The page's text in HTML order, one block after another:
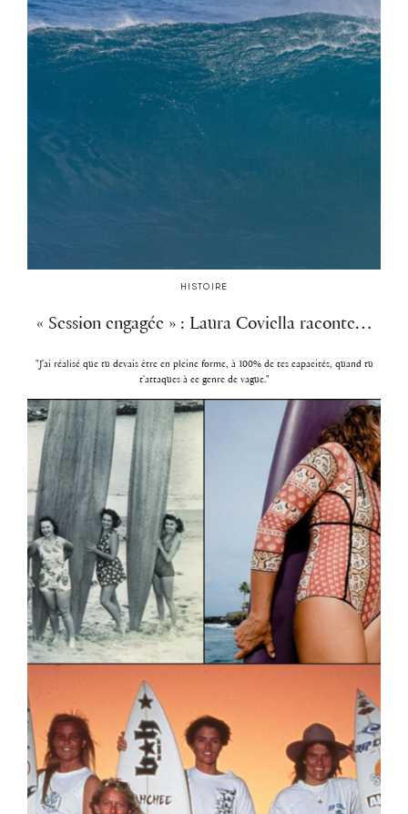
HISTOIRE
« Session engagée » : Laura Coviella raconte…
"J'ai réalisé que tu devais être en pleine forme, à 100% de tes capacités, quand tu
t'attaques à ce genre de vague."